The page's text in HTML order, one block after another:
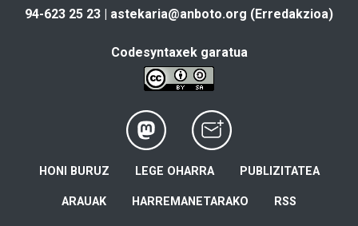
94-623 25 23 | astekaria@anboto.org (Erredakzioa)
Codesyntaxek garatua
HONI BURUZ LEGE OHARRA PUBLIZITATEA
ARAUAK HARREMANETARAKO RSS